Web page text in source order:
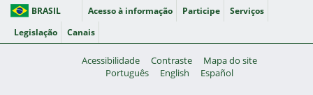
BRASIL Acesso à informação Participe
Serviços
Legislação
Canais
Acessibilidade Contraste
Mapa do site
Português
English Español